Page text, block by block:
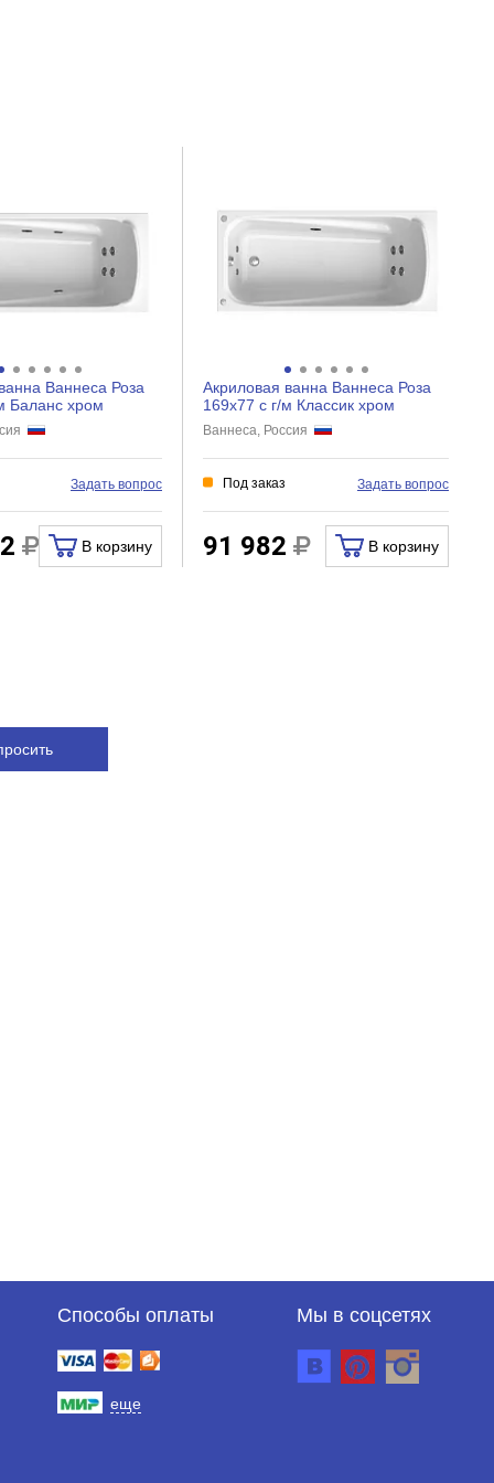
Ваннеса Роза
Баланс хром
Задать вопрос
В корзину
Акриловая ванна Ваннеса Роза
169х77 с г/м Классик хром
Ваннеса, Россия
Под заказ Задать вопрос
91 982 В корзину
Способы оплаты
еще
Мы в соцсетях